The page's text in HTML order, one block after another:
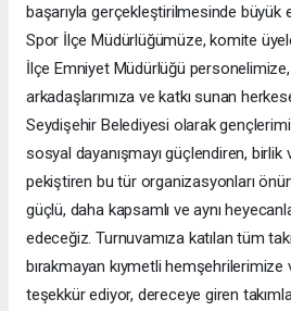
başarıyla gerçekleştirilmesinde büyük
Spor İlçe Müdürlüğümüze, komite
İlçe Emniyet Müdürlüğü
arkadaşlarımıza ve katkı sunan
Seydişehir Belediyesi olarak
sosyal dayanışmayı güçlendiren, birlik
pekiştiren bu tür organizasyonları
güçlü, daha kapsamlı ve aynı
edeceğiz. Turnuvamıza katılan tüm
bırakmayan kıymetli
teşekkür ediyor, dereceye giren